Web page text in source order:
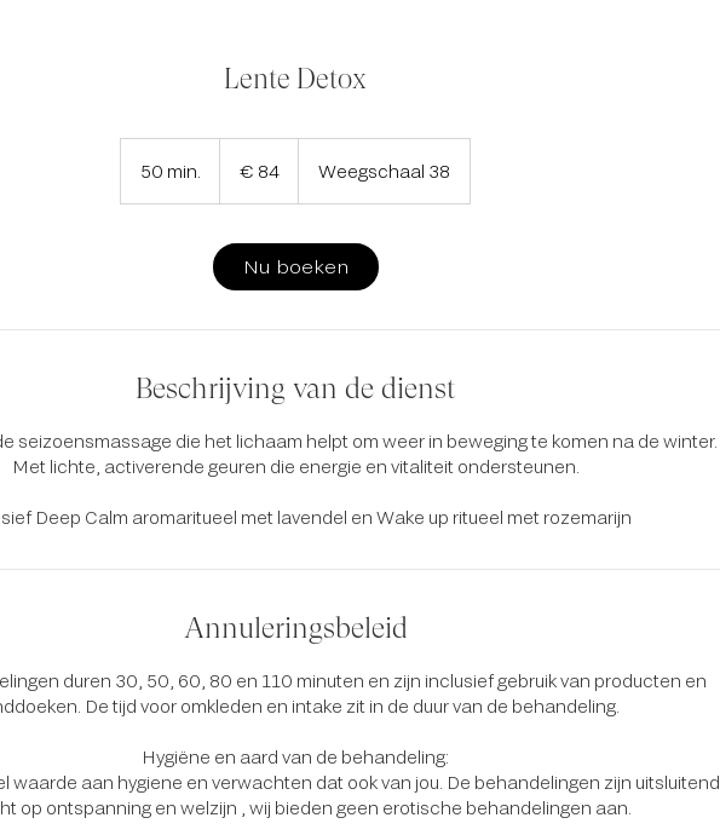
Lente Detox
50 min. € 84 Weegschaal 38
Nu boeken
Beschrijving van de dienst
seizoensmassage die het lichaam helpt om weer in beweging te komen na de winter.
Met lichte, activerende geuren die energie en vitaliteit ondersteunen.
Deep Calm aromaritueel met lavendel en Wake up ritueel met rozemarijn
Annuleringsbeleid
duren 30, 50, 60, 80 en 110 minuten en zijn inclusief gebruik van producten en
De tijd voor omkleden en intake zit in de duur van de behandeling.
Hygiëne en aard van de behandeling:
waarde aan hygiene en verwachten dat ook van jou. De behandelingen zijn uitsluitend
op ontspanning en welzijn , wij bieden geen erotische behandelingen aan.